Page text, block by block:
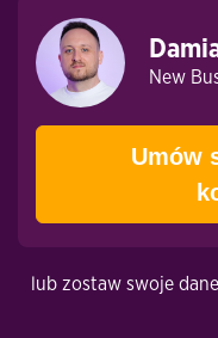
New
Umów
lub zostaw swoje